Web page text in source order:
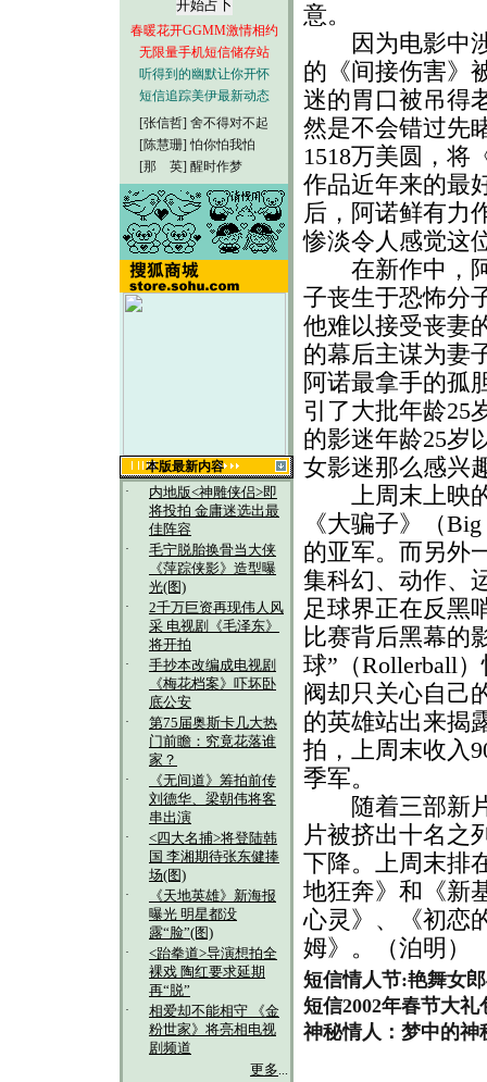
春暖花开GGMM激情相约
无限量手机短信储存站
听得到的幽默让你开怀
短信追踪美伊最新动态
[张信哲] 舍不得对不起
[陈慧珊] 怕你怕我怕
[那 英] 醒时作梦
本版最新内容
·
内地版<神雕侠侣>即
将投拍 金庸迷选出最
佳阵容
·
毛宁脱胎换骨当大侠
《萍踪侠影》造型曝
光(图)
·
2千万巨资再现伟人风
采 电视剧《毛泽东》
将开拍
·
手抄本改编成电视剧
《梅花档案》吓坏卧
底公安
·
第75届奥斯卡几大热
门前瞻：究竟花落谁
家？
·
《无间道》筹拍前传
刘德华、梁朝伟将客
串出演
·
<四大名捕>将登陆韩
国 李湘期待张东健捧
场(图)
·
《天地英雄》新海报
曝光 明星都没
露“脸”(图)
·
<跆拳道>导演想拍全
裸戏 陶红要求延期
再“脱”
·
相爱却不能相守 《金
粉世家》将亮相电视
剧频道
更多...
意。
因为电影中涉
的《间接伤害》
迷的胃口被吊得
然是不会错过先
1518万美圆，将
作品近年来的最
后，阿诺鲜有力
惨淡令人感觉这
在新作中，阿
子丧生于恐怖分
他难以接受丧妻
的幕后主谋为妻
阿诺最拿手的孤
引了大批年龄25
的影迷年龄25岁
女影迷那么感兴
上周末上映的
《大骗子》（
的亚军。而另外
集科幻、动作、
足球界正在反黑
比赛背后黑幕的
球”（Rollerball
阀却只关心自己
的英雄站出来揭
拍，上周末收入
季军。
随着三部新片
片被挤出十名之
下降。上周末排
地狂奔》和《新
心灵》、《初恋
姆》。（泊明）
短信情人节:艳舞女
短信2002年春节大礼
神秘情人：梦中的